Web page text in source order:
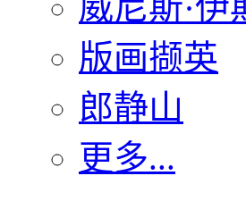
版画撷英
郎静山
更多...